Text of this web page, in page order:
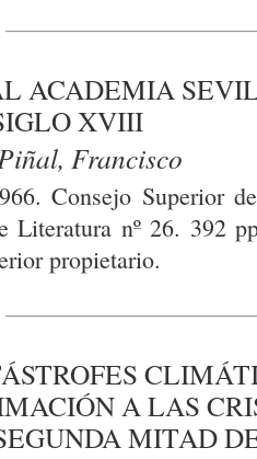
ACADEMIA
XVIII
Francisco
Consejo Superior
Literatura nº 26. 392
propietario.
A LAS
MITAD